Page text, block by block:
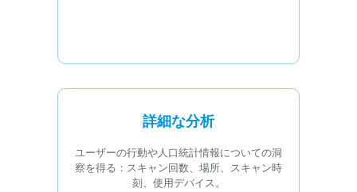
詳細な分析
ユーザーの行動や人口統計情報についての洞
察を得る：スキャン回数、場所、スキャン時
刻、使用デバイス。